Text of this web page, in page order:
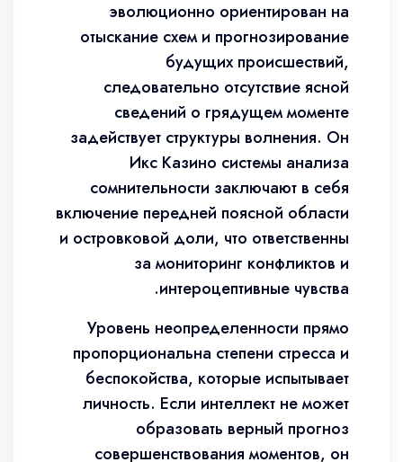
эволюционно ориентирован на
отыскание схем и прогнозирование
будущих происшествий,
следовательно отсутствие ясной
сведений о грядущем моменте
задействует структуры волнения. Он
Икс Казино системы анализа
сомнительности заключают в себя
включение передней поясной области
и островковой доли, что ответственны
за мониторинг конфликтов и
интероцептивные чувства.
Уровень неопределенности прямо
пропорциональна степени стресса и
беспокойства, которые испытывает
личность. Если интеллект не может
образовать верный прогноз
совершенствования моментов, он